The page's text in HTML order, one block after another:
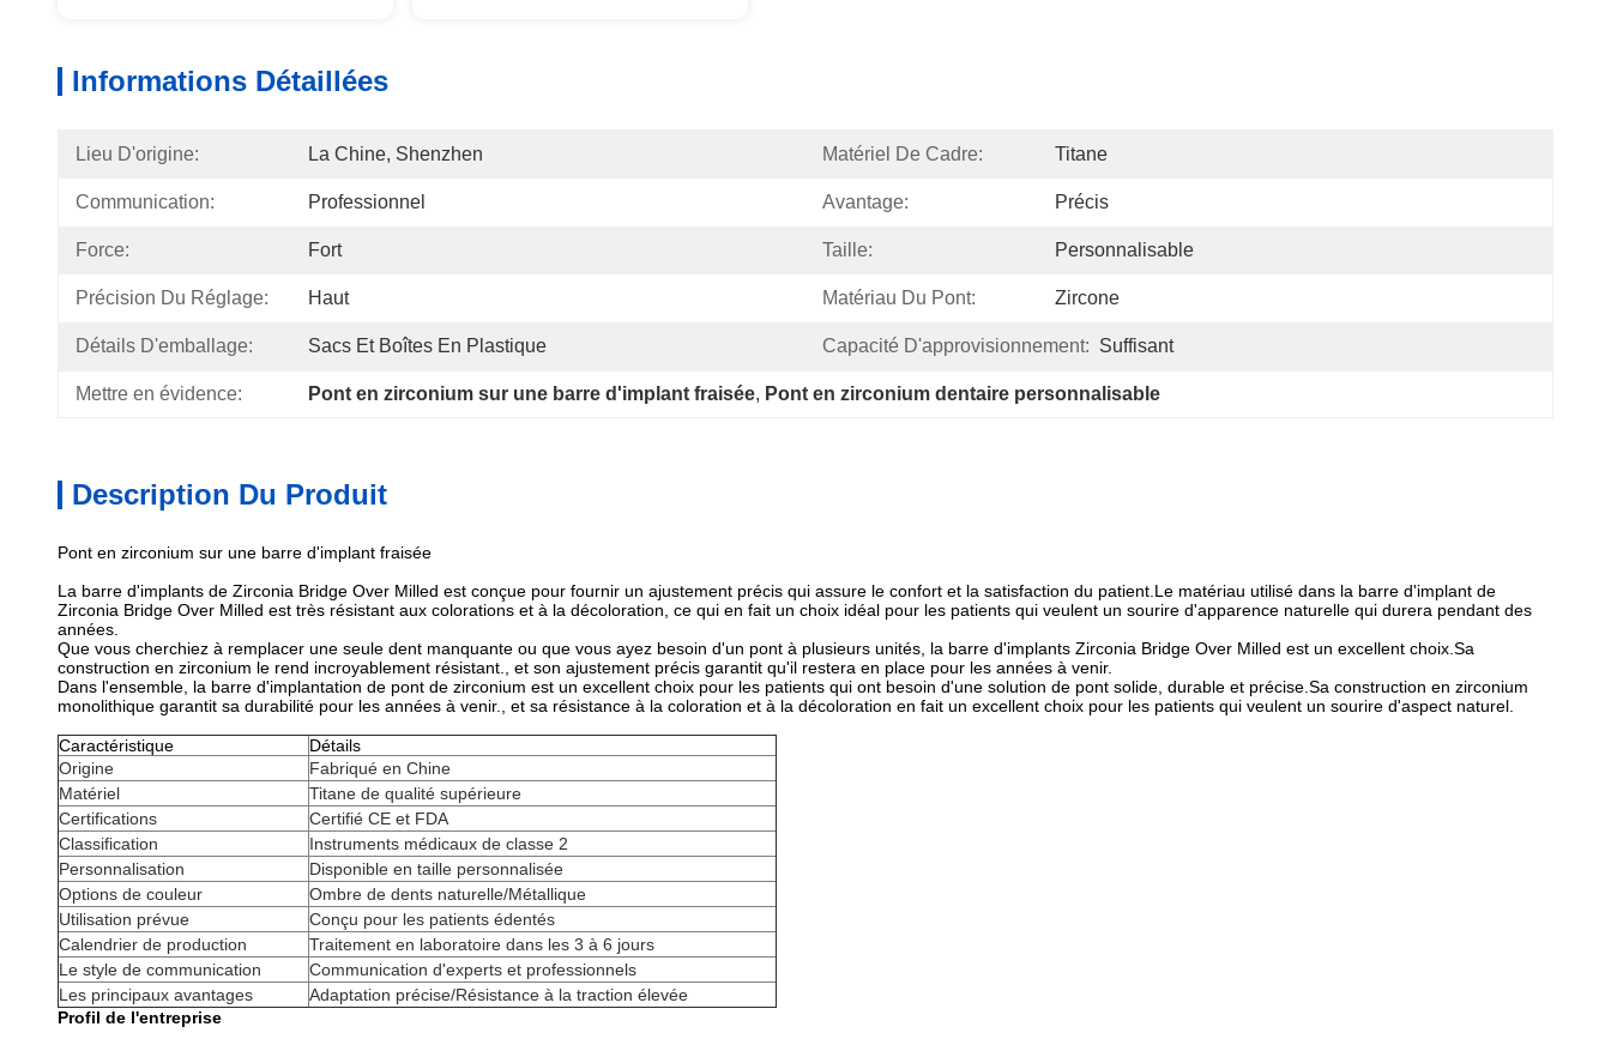
Informations Détaillées
Lieu D'origine: La Chine, Shenzhen Matériel De Cadre: Titane
Communication: Professionnel Avantage: Précis
Force: Fort Taille: Personnalisable
Précision Du Réglage: Haut Matériau Du Pont: Zircone
Détails D'emballage: Sacs Et Boîtes En Plastique Capacité D'approvisionnement: Suffisant
Mettre en évidence: Pont en zirconium sur une barre d'implant fraisée, Pont en zirconium dentaire personnalisable
Description Du Produit
Pont en zirconium sur une barre d'implant fraisée
La barre d'implants de Zirconia Bridge Over Milled est conçue pour fournir un ajustement précis qui assure le confort et la satisfaction du patient.Le matériau utilisé dans la barre d'implant de
Zirconia Bridge Over Milled est très résistant aux colorations et à la décoloration, ce qui en fait un choix idéal pour les patients qui veulent un sourire d'apparence naturelle qui durera pendant des
années.
Que vous cherchiez à remplacer une seule dent manquante ou que vous ayez besoin d'un pont à plusieurs unités, la barre d'implants Zirconia Bridge Over Milled est un excellent choix.Sa
construction en zirconium le rend incroyablement résistant., et son ajustement précis garantit qu'il restera en place pour les années à venir.
Dans l'ensemble, la barre d'implantation de pont de zirconium est un excellent choix pour les patients qui ont besoin d'une solution de pont solide, durable et précise.Sa construction en zirconium
monolithique garantit sa durabilité pour les années à venir., et sa résistance à la coloration et à la décoloration en fait un excellent choix pour les patients qui veulent un sourire d'aspect naturel.
Caractéristique
Détails
Origine
Fabriqué en Chine
Matériel
Titane de qualité supérieure
Certifications
Certifié CE et FDA
Classification
Instruments médicaux de classe 2
Personnalisation
Disponible en taille personnalisée
Options de couleur
Ombre de dents naturelle/Métallique
Utilisation prévue
Conçu pour les patients édentés
Calendrier de production
Traitement en laboratoire dans les 3 à 6 jours
Le style de communication
Communication d'experts et professionnels
Les principaux avantages
Adaptation précise/Résistance à la traction élevée
Profil de l'entreprise